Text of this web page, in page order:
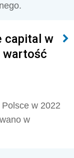
capital w
wartość
w 2022
w